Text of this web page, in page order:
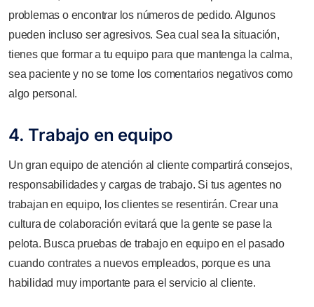
problemas o encontrar los números de pedido. Algunos
pueden incluso ser agresivos. Sea cual sea la situación,
tienes que formar a tu equipo para que mantenga la calma,
sea paciente y no se tome los comentarios negativos como
algo personal.
4. Trabajo en equipo
Un gran equipo de atención al cliente compartirá consejos,
responsabilidades y cargas de trabajo. Si tus agentes no
trabajan en equipo, los clientes se resentirán. Crear una
cultura de colaboración evitará que la gente se pase la
pelota. Busca pruebas de trabajo en equipo en el pasado
cuando contrates a nuevos empleados, porque es una
habilidad muy importante para el servicio al cliente.